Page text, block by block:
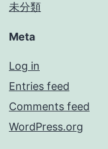
未分類
Meta
Log in
Entries feed
Comments feed
WordPress.org